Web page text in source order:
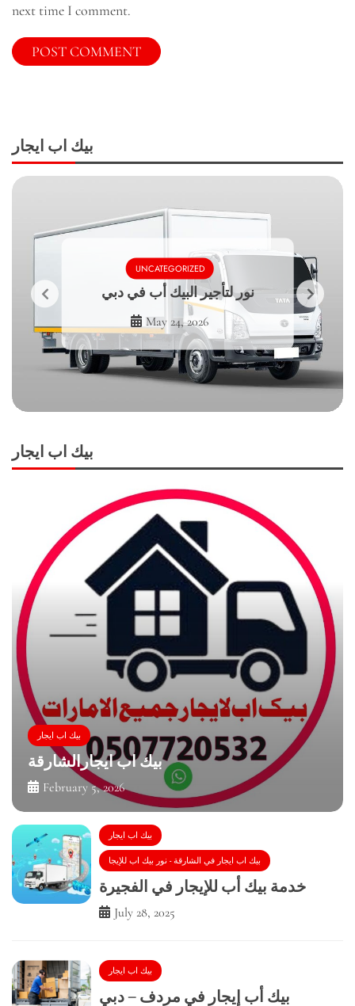
next time I comment.
بيك اب ايجار
UNCATEGORIZED
نور لتأجير البيك أب في دبي
May 24, 2026
بيك اب ايجار
بيك اب ايجار
بيك اب ايجارالشارقة
February 5, 2026
بيك اب ايجار
بيك اب ايجار في الشارقة - نور بيك اب للإيجا
خدمة بيك أب للإيجار في الفجيرة
July 28, 2025
بيك اب ايجار
بيك أب إيجار في مردف – دبي